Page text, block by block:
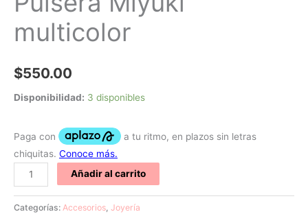
multicolor
$550.00
Disponibilidad: 3 disponibles
Añadir al carrito
Categorías: Accesorios, Joyería